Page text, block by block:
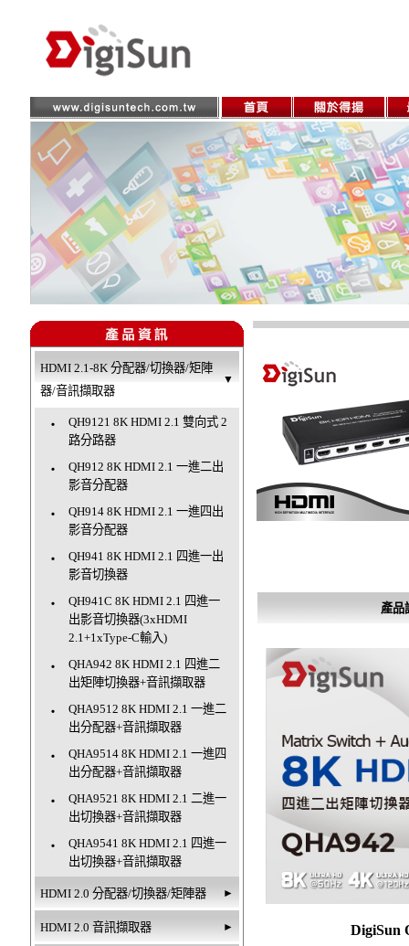
HDMI 2.1-8K 分配器/切換器/矩陣
器/音訊擷取器
▼
‧
QH9121 8K HDMI 2.1 雙向式 2
路分路器
‧
QH912 8K HDMI 2.1 一進二出
影音分配器
‧
QH914 8K HDMI 2.1 一進四出
影音分配器
‧
QH941 8K HDMI 2.1 四進一出
影音切換器
‧
QH941C 8K HDMI 2.1 四進一
出影音切換器(3xHDMI
2.1+1xType-C輸入)
‧
QHA942 8K HDMI 2.1 四進二
出矩陣切換器+音訊擷取器
‧
QHA9512 8K HDMI 2.1 一進二
出分配器+音訊擷取器
‧
QHA9514 8K HDMI 2.1 一進四
出分配器+音訊擷取器
‧
QHA9521 8K HDMI 2.1 二進一
出切換器+音訊擷取器
‧
QHA9541 8K HDMI 2.1 四進一
出切換器+音訊擷取器
HDMI 2.0 分配器/切換器/矩陣器 ►
HDMI 2.0 音訊擷取器 ►
產品
DigiSun